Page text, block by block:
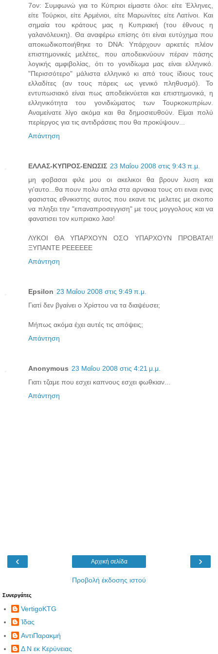
7ον: Συμφωνώ για το Κύπριοι είμαστε όλοι: είτε Έλληνες,
είτε Τούρκοι, είτε Αρμένιοι, είτε Μαρωνίτες είτε Λατίνοι. Και
σημαία του κράτους μας η Κυπριακή (του έθνους η
γαλανόλευκη). Θα αναφέρω επίσης ότι είναι ευτύχημα που
αποκωδικοποιήθηκε το DNA: Υπάρχουν αρκετές πλέον
επιστημονικές μελέτες, που αποδεικνύουν πέραν πάσης
λογικής αμφιβολίας, ότι το γονιδίωμα μας είναι ελληνικό.
"Περισσότερο" μάλιστα ελληνικό κι από τους ίδιους τους
ελλαδίτες (αν τους πάρεις ως γενικό πληθυσμό). Το
εντυπωσιακό είναι πως αποδείκνύεται και επιστημονικά, η
ελληνικότητα του γονιδιώματος των Τουρκοκυπρίων.
Αναμείνατε λίγο ακόμα και θα δημοσιευθούν. Είμαι πολύ
περίεργος για τις αντιδράσεις που θα προκύψουν...
Απάντηση
ΕΛΛΑΣ-ΚΥΠΡΟΣ-ΕΝΩΣΙΣ 23 Μαΐου 2008 στις 9:43 π.μ.
μη φοβασαι φιλε μου οι ακελικοι θα βρουν λυση και
γι'αυτο...θα πουν πολυ απλα στα αρνακια τους οτι ειναι ενας
φασιστας εθνικιστης αυτος που εκανε τις μελετες με σκοπο
να πληξει την "επαναπροσεγγιση" με τους μογγολους και να
φανατισει τον κυπριακο λαο!
ΛΥΚΟΙ ΘΑ ΥΠΑΡΧΟΥΝ ΟΣΟ ΥΠΑΡΧΟΥΝ ΠΡΟΒΑΤΑ!!
ΞΥΠΑΝΤΕ ΡΕΕΕΕΕΕ
Απάντηση
Epsilon 23 Μαΐου 2008 στις 9:49 π.μ.
Γιατί δεν βγαίνει ο Χρίστου να τα διαψέυσει;
Μήπως ακόμα έχει αυτές τις απόψεις;
Απάντηση
Anonymous 23 Μαΐου 2008 στις 4:21 μ.μ.
Γιατι τζαμε που εσχει καπνους εσχει φωθκιαν...
Απάντηση
‹ ›
Αρχική σελίδα
Προβολή έκδοσης ιστού
Συνεργάτες
VertigoKTG
Ίδας
ΑντιΠαρακμή
Δ Ν εκ Κερύνειας